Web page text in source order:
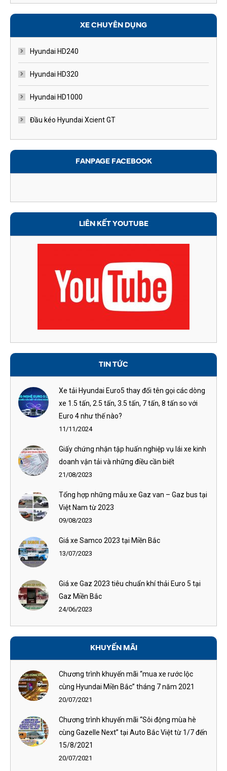
XE CHUYÊN DỤNG
Hyundai HD240
Hyundai HD320
Hyundai HD1000
Đầu kéo Hyundai Xcient GT
FANPAGE FACEBOOK
LIÊN KẾT YOUTUBE
TIN TỨC
Xe tải Hyundai Euro5 thay đổi tên gọi các dòng
xe 1.5 tấn, 2.5 tấn, 3.5 tấn, 7 tấn, 8 tấn so với
Euro 4 như thế nào?
11/11/2024
Giấy chứng nhận tập huấn nghiệp vụ lái xe kinh
doanh vận tải và những điều cần biết
21/08/2023
Tổng hợp những mẫu xe Gaz van – Gaz bus tại
Việt Nam từ 2023
09/08/2023
Giá xe Samco 2023 tại Miền Bắc
13/07/2023
Giá xe Gaz 2023 tiêu chuẩn khí thải Euro 5 tại
Gaz Miền Bắc
24/06/2023
KHUYẾN MÃI
Chương trình khuyến mãi “mua xe rước lộc
cùng Hyundai Miền Bắc” tháng 7 năm 2021
20/07/2021
Chương trình khuyến mãi “Sôi động mùa hè
cùng Gazelle Next” tại Auto Bắc Việt từ 1/7 đến
15/8/2021
20/07/2021